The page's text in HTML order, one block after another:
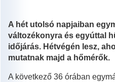
A hét utolsó napjaiban
változékonyra és egyúttal
időjárás. Hétvégén lesz,
mutatnak majd a hőmérők.
A következő 36 órában